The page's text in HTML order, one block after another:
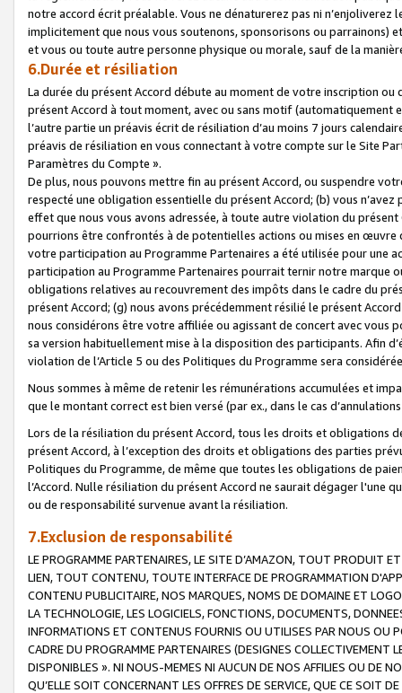
notre accord écrit préalable. Vous ne dénaturerez pas ni
implicitement que nous vous soutenons, sponsorisons ou parrainons)
et vous ou toute autre personne physique ou morale, sauf de la
6.Durée et résiliation
La durée du présent Accord débute au moment de votre inscription
présent Accord à tout moment, avec ou sans motif (automatiquement
l’autre partie un préavis écrit de résiliation d’au moins 7 jours
préavis de résiliation en vous connectant à votre compte sur le Site
Paramètres du Compte ».
De plus, nous pouvons mettre fin au présent Accord, ou suspendre
respecté une obligation essentielle du présent Accord; (b) vous
effet que nous vous avons adressée, à toute autre violation du
pourrions être confrontés à de potentielles actions ou mises en
votre participation au Programme Partenaires a été utilisée pour une
participation au Programme Partenaires pourrait ternir notre marque
obligations relatives au recouvrement des impôts dans le cadre du
présent Accord; (g) nous avons précédemment résilié le présent
nous considérons être votre affiliée ou agissant de concert avec vous
sa version habituellement mise à la disposition des participants. Afin
violation de l’Article 5 ou des Politiques du Programme sera
Nous sommes à même de retenir les rémunérations accumulées et
que le montant correct est bien versé (par ex., dans le cas
Lors de la résiliation du présent Accord, tous les droits et obligations
présent Accord, à l’exception des droits et obligations des parties
Politiques du Programme, de même que toutes les obligations de
l’Accord. Nulle résiliation du présent Accord ne saurait dégager l'une
ou de responsabilité survenue avant la résiliation.
7.Exclusion de responsabilité
LE PROGRAMME PARTENAIRES, LE SITE D’AMAZON, TOUT PRODUIT
LIEN, TOUT CONTENU, TOUTE INTERFACE DE PROGRAMMATION
CONTENU PUBLICITAIRE, NOS MARQUES, NOMS DE DOMAINE ET
LA TECHNOLOGIE, LES LOGICIELS, FONCTIONS, DOCUMENTS,
INFORMATIONS ET CONTENUS FOURNIS OU UTILISES PAR NOUS OU
CADRE DU PROGRAMME PARTENAIRES (DESIGNES COLLECTIVEMENT
DISPONIBLES ». NI NOUS-MEMES NI AUCUN DE NOS AFFILIES OU DE
QU’ELLE SOIT CONCERNANT LES OFFRES DE SERVICE, QUE CE SOIT